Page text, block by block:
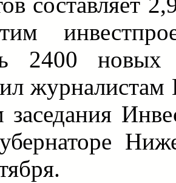
2400
заседания